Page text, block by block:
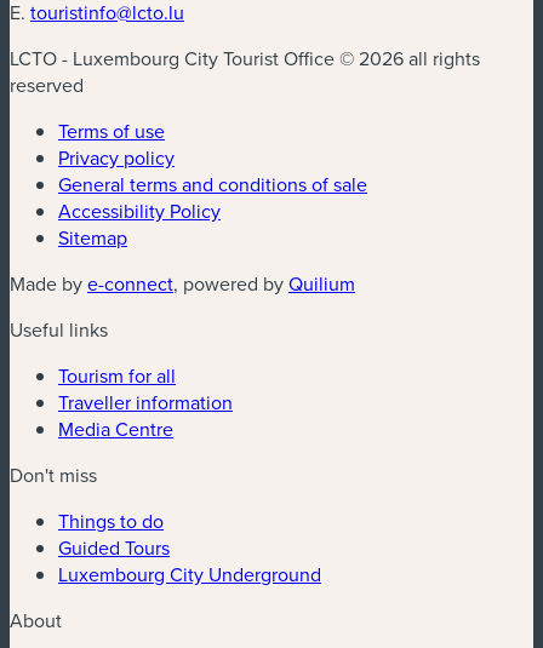
E. touristinfo@lcto.lu
LCTO - Luxembourg City Tourist Office © 2026 all rights
reserved
Terms of use
Privacy policy
General terms and conditions of sale
Accessibility Policy
Sitemap
Made bye-connect(new window)
, powered byQuilium
Useful links
Tourism for all
Traveller information
Media Centre
Don't miss
Things to do
Guided Tours
Luxembourg City Underground
About